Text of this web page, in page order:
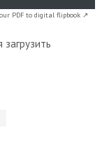
PDF to digital flipbook ↗
загрузить